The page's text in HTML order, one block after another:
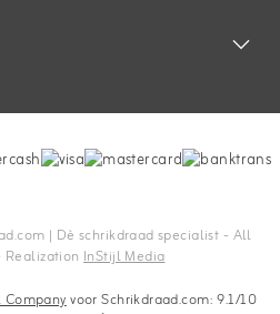
| Dè schrikdraad specialist - All
RealizationInStijl Media
Companyvoor Schrikdraad.com: 9.1/10